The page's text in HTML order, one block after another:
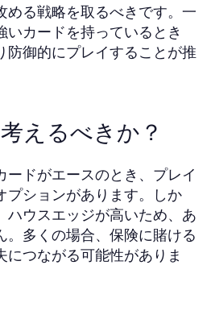
める戦略を取るべきです。一
カードを持っているとき
防御的にプレイすることが推
えるべきか？
ードがエースのとき、プレイ
プションがあります。しか
ハウスエッジが高いため、あ
。多くの場合、保険に賭ける
につながる可能性がありま